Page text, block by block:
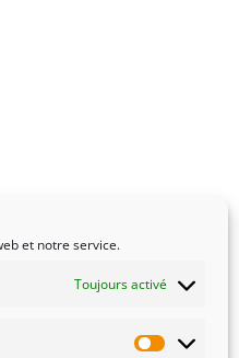
et notre service.
Toujours activé